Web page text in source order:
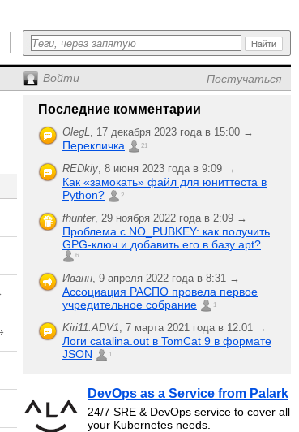
Войти Постучаться
Последние комментарии
OlegL, 17 декабря 2023 года в 15:00 →
Перекличка 21
REDkiy, 8 июня 2023 года в 9:09 →
Как «замокать» файл для юниттеста в
Python?
2
fhunter, 29 ноября 2022 года в 2:09 →
Проблема с NO_PUBKEY: как получить
GPG-ключ и добавить его в базу apt?
6
Иванн, 9 апреля 2022 года в 8:31 →
Ассоциация РАСПО провела первое
учредительное собрание
1
Kiri11.ADV1, 7 марта 2021 года в 12:01 →
Логи catalina.out в TomCat 9 в формате
JSON
1
DevOps as a Service from Palark
24/7 SRE & DevOps service to cover all
your Kubernetes needs.